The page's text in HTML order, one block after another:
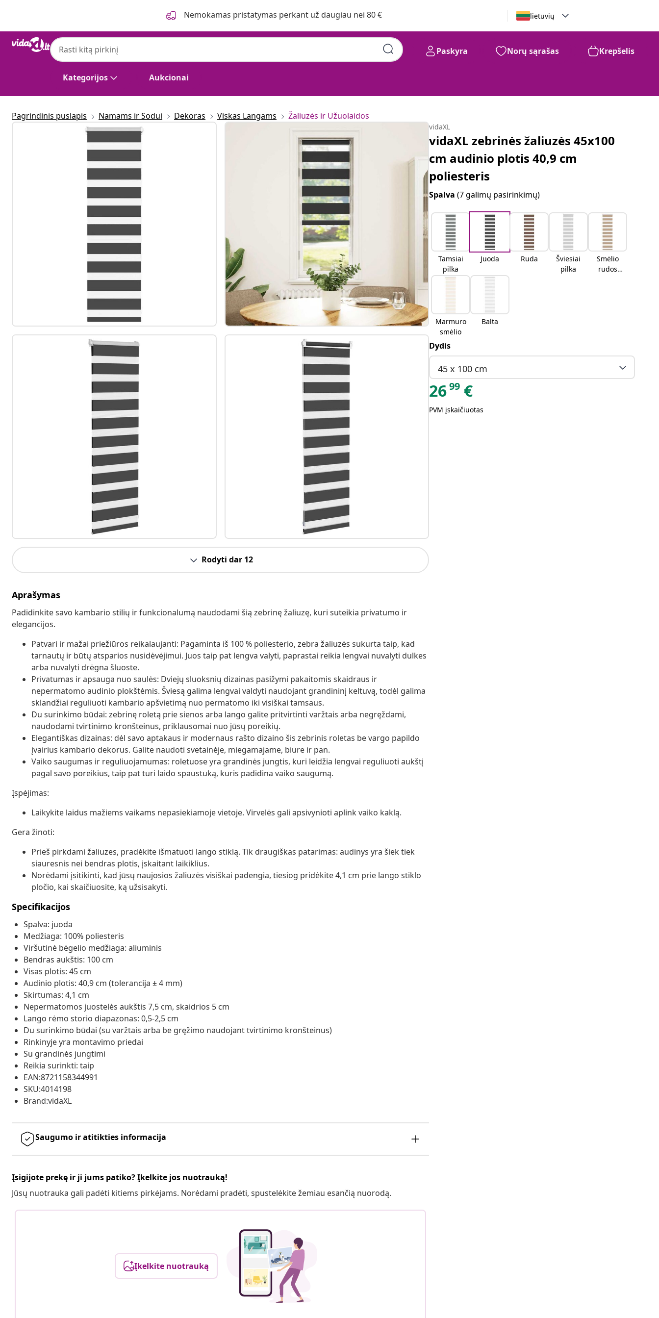
Nemokamas pristatymas perkant už daugiau nei 80 € lietuvių
Kategorijos Aukcionai
Paskyra Norų sąrašas Krepšelis
Pagrindinis puslapis Namams ir Sodui Dekoras Viskas Langams Žaliuzės ir Užuolaidos
Rodyti dar 12
Aprašymas
Padidinkite savo kambario stilių ir funkcionalumą naudodami šią zebrinę žaliuzę, kuri suteikia privatumo ir
elegancijos.
Patvari ir mažai priežiūros reikalaujanti: Pagaminta iš 100 % poliesterio, zebra žaliuzės sukurta taip, kad
tarnautų ir būtų atsparios nusidėvėjimui. Juos taip pat lengva valyti, paprastai reikia lengvai nuvalyti dulkes
arba nuvalyti drėgna šluoste.
Privatumas ir apsauga nuo saulės: Dviejų sluoksnių dizainas pasižymi pakaitomis skaidraus ir
nepermatomo audinio plokštėmis. Šviesą galima lengvai valdyti naudojant grandininį keltuvą, todėl galima
sklandžiai reguliuoti kambario apšvietimą nuo permatomo iki visiškai tamsaus.
Du surinkimo būdai: zebrinę roletą prie sienos arba lango galite pritvirtinti varžtais arba negręždami,
naudodami tvirtinimo kronšteinus, priklausomai nuo jūsų poreikių.
Elegantiškas dizainas: dėl savo aptakaus ir modernaus rašto dizaino šis zebrinis roletas be vargo papildo
įvairius kambario dekorus. Galite naudoti svetainėje, miegamajame, biure ir pan.
Vaiko saugumas ir reguliuojamumas: roletuose yra grandinės jungtis, kuri leidžia lengvai reguliuoti aukštį
pagal savo poreikius, taip pat turi laido spaustuką, kuris padidina vaiko saugumą.
Įspėjimas:
Laikykite laidus mažiems vaikams nepasiekiamoje vietoje. Virvelės gali apsivynioti aplink vaiko kaklą.
Gera žinoti:
Prieš pirkdami žaliuzes, pradėkite išmatuoti lango stiklą. Tik draugiškas patarimas: audinys yra šiek tiek
siauresnis nei bendras plotis, įskaitant laikiklius.
Norėdami įsitikinti, kad jūsų naujosios žaliuzės visiškai padengia, tiesiog pridėkite 4,1 cm prie lango stiklo
pločio, kai skaičiuosite, ką užsisakyti.
Specifikacijos
Spalva: juoda
Medžiaga: 100% poliesteris
Viršutinė bėgelio medžiaga: aliuminis
Bendras aukštis: 100 cm
Visas plotis: 45 cm
Audinio plotis: 40,9 cm (tolerancija ± 4 mm)
Skirtumas: 4,1 cm
Nepermatomos juostelės aukštis 7,5 cm, skaidrios 5 cm
Lango rėmo storio diapazonas: 0,5-2,5 cm
Du surinkimo būdai (su varžtais arba be gręžimo naudojant tvirtinimo kronšteinus)
Rinkinyje yra montavimo priedai
Su grandinės jungtimi
Reikia surinkti: taip
EAN:8721158344991
SKU:4014198
Brand:vidaXL
Saugumo ir atitikties informacija
Įsigijote prekę ir ji jums patiko? Įkelkite jos nuotrauką!
Jūsų nuotrauka gali padėti kitiems pirkėjams. Norėdami pradėti, spustelėkite žemiau esančią nuorodą.
Įkelkite nuotrauką
vidaXL
vidaXL zebrinės žaliuzės 45x100
cm audinio plotis 40,9 cm
poliesteris
Spalva(7 galimų pasirinkimų)
Tamsiai
pilka
Juoda Ruda
Šviesiai
pilka
Smėlio
rudos
Marmuro
smėlio
Balta
Dydis
45 x 100 cm
2699 €
PVM įskaičiuotas